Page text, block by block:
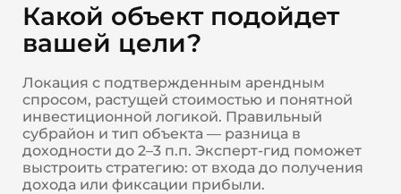
Какой объект подойдет
вашей цели?
Локация с подтвержденным арендным
спросом, растущей стоимостью и понятной
инвестиционной логикой. Правильный
субрайон и тип объекта — разница в
доходности до 2–3 п.п. Эксперт-гид поможет
выстроить стратегию: от входа до получения
дохода или фиксации прибыли.